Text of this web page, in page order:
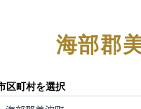
函館市
海部郡
区町村を選択